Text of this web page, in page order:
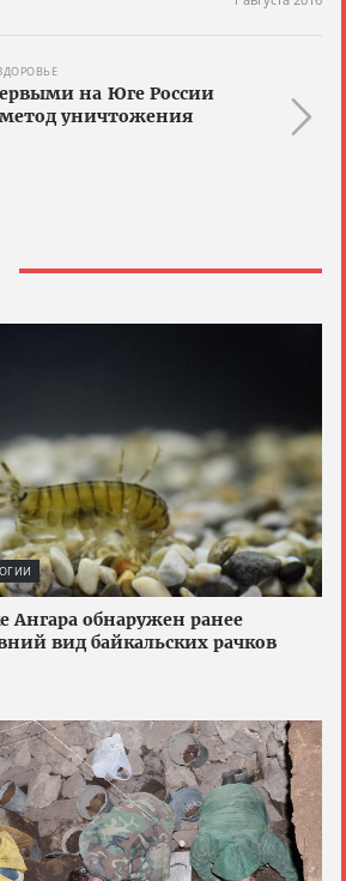
на Юге России
уничтожения
Ангара обнаружен ранее
вид байкальских рачков